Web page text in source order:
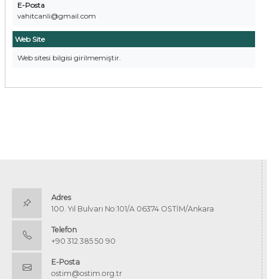
E-Posta
vahitcanli@gmail.com
Web Site
Web sitesi bilgisi girilmemiştir.
Adres
100. Yıl Bulvarı No:101/A 06374 OSTİM/Ankara
Telefon
+90 312 385 50 90
E-Posta
ostim@ostim.org.tr